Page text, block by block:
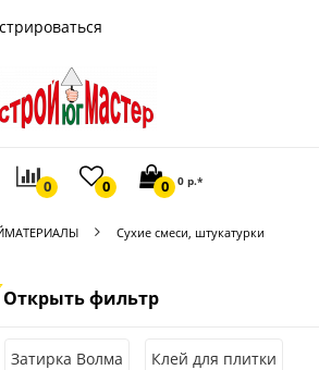
0 0 0 0 р.*
Сухие смеси, штукатурки
Открыть фильтр
Затирка Волма Клей для плитки